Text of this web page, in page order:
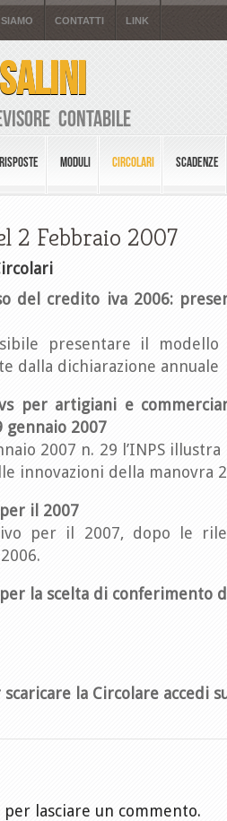
CONTATTI LINK
Contabile
MODULI CIRCOLARI SCADENZE
2 Febbraio 2007
del credito iva 2006:
presentare il
dalla dichiarazione annuale
per artigiani e
gennaio 2007
2007 n. 29 l’INPS
innovazioni della manovra
il 2007
per il 2007, dopo le
la scelta di conferimento
scaricare la Circolare accedi
per lasciare un commento.